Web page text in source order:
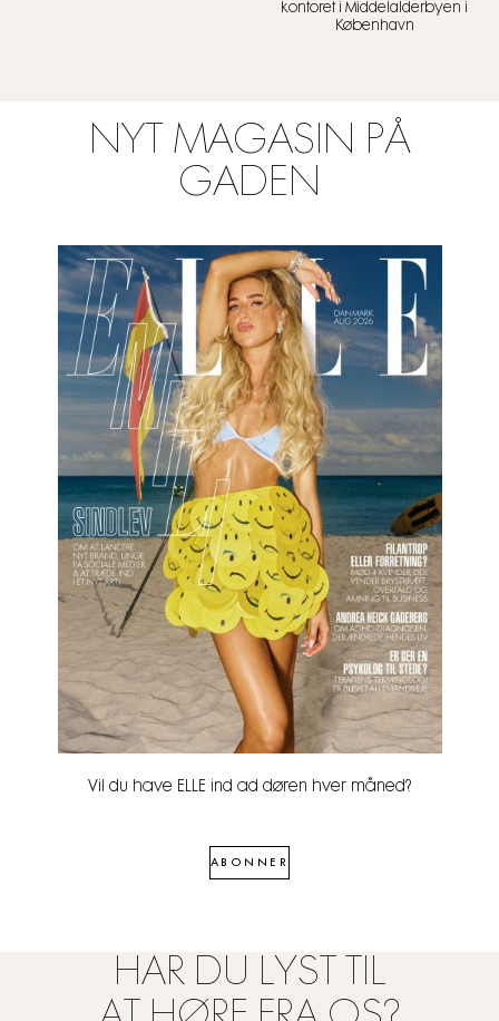
kontoret i Middelalderbyen i
København
NYT MAGASIN PÅ
GADEN
Vil du have ELLE ind ad døren hver måned?
ABONNER
HAR DU LYST TIL